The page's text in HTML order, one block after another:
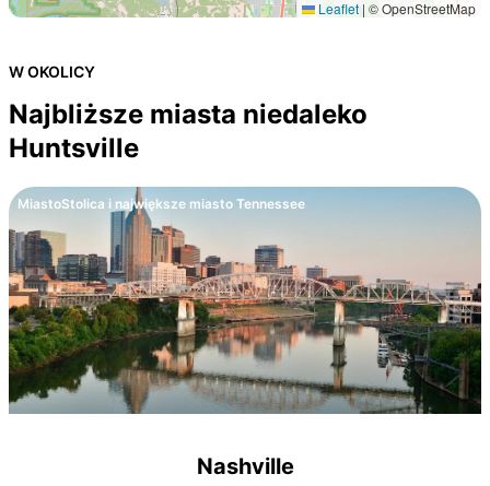
Leaflet | © OpenStreetMap
W OKOLICY
Najbliższe miasta niedaleko
Huntsville
MiastoStolica i największe miasto Tennessee
Nashville